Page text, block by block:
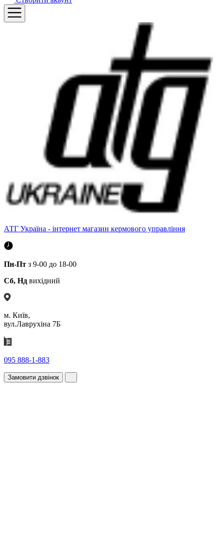
АТГ Україна - інтернет магазин кермового управління
Пн-Пт з 9-00 до 18-00
Сб, Нд вихідний
м. Київ,
вул.Лаврухіна 7Б
095 888-1-883
Замовити дзвінок